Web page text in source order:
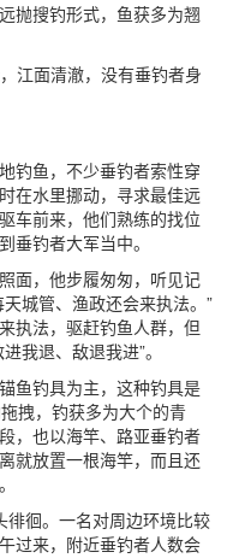
抛搜钓形式，鱼获多为翘
江面清澈，没有垂钓者身
钓鱼，不少垂钓者索性穿
在水里挪动，寻求最佳远
车前来，他们熟练的找位
垂钓者大军当中。
面，他步履匆匆，听见记
城管、渔政还会来执法。”
执法，驱赶钓鱼人群，但
我退、敌退我进”。
鱼钓具为主，这种钓具是
拽，钓获多为大个的青
，也以海竿、路亚垂钓者
就放置一根海竿，而且还
徘徊。一名对周边环境比较
过来，附近垂钓者人数会